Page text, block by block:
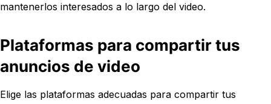
mantenerlos interesados a lo largo del video.
Plataformas para compartir tus
anuncios de video
Elige las plataformas adecuadas para compartir tus